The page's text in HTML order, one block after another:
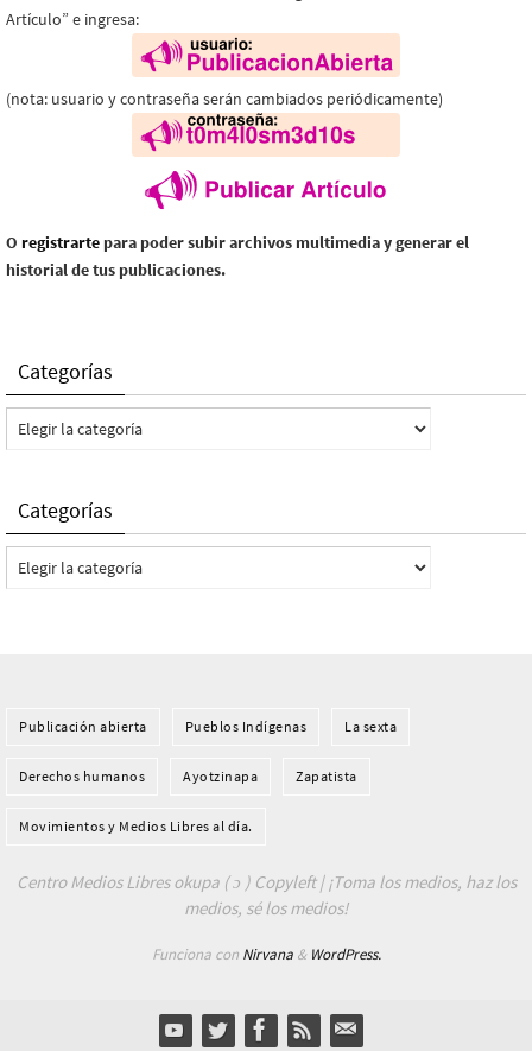
Artículo” e ingresa:
(nota: usuario y contraseña serán cambiados periódicamente)
O registrarte para poder subir archivos multimedia y generar el
historial de tus publicaciones.
Categorías
Categorías
Categorías
Categorías
Publicación abierta Pueblos Indí­genas La sexta
Derechos humanos Ayotzinapa Zapatista
Movimientos y Medios Libres al día.
Centro Medios Libres okupa ( ɔ ) Copyleft | ¡Toma los medios, haz los
medios, sé los medios!
Funciona con Nirvana& WordPress.